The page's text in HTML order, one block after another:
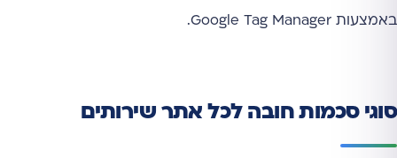
באמצעות Google Tag Manager.
סוגי סכמות חובה לכל אתר שירותים